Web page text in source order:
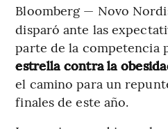
Bloomberg — Novo
disparó ante las
parte de la competencia
estrella contra la
el camino para un
finales de este año.